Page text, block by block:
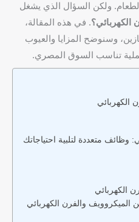
ولكن السؤال الذي يشغل
الكهربائي؟. في هذه المقالة،
وسنوضح المزايا والعيوب
تناسب السوق المصري.
الكهربائي
وظائف متعددة لتلبية احتياجاتك
الكهربائي
والفرن الكهربائي